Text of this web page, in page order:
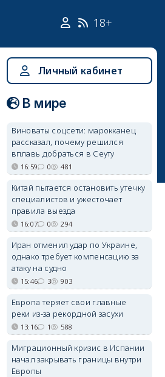
18+
Личный кабинет
В мире
Виноваты соцсети: марокканец
рассказал, почему решился
вплавь добраться в Сеуту
16:59 0 481
Китай пытается остановить утечку
специалистов и ужесточает
правила выезда
16:07 0 294
Иран отменил удар по Украине,
однако требует компенсацию за
атаку на судно
15:46 3 903
Европа теряет свои главные
реки из-за рекордной засухи
13:16 1 588
Миграционный кризис в Испании
начал закрывать границы внутри
Европы